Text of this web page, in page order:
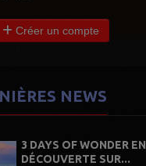
Créer un compte
NEWS
3 DAYS OF WONDER EN
DÉCOUVERTE SUR...